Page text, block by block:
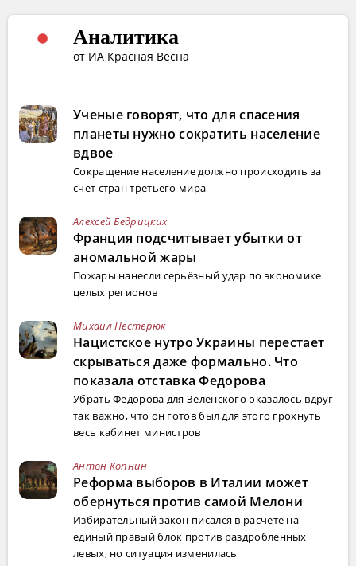
Аналитика
от ИА Красная Весна
Ученые говорят, что для спасения
планеты нужно сократить население
вдвое
Сокращение население должно происходить за
счет стран третьего мира
Алексей Бедрицких
Франция подсчитывает убытки от
аномальной жары
Пожары нанесли серьёзный удар по экономике
целых регионов
Михаил Нестерюк
Нацистское нутро Украины перестает
скрываться даже формально. Что
показала отставка Федорова
Убрать Федорова для Зеленского оказалось вдруг
так важно, что он готов был для этого грохнуть
весь кабинет министров
Антон Копнин
Реформа выборов в Италии может
обернуться против самой Мелони
Избирательный закон писался в расчете на
единый правый блок против раздробленных
левых, но ситуация изменилась